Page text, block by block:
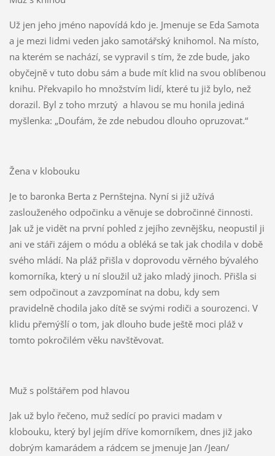
Už jen jeho jméno napovídá kdo je. Jmenuje se Eda Samota
a je mezi lidmi veden jako samotářský knihomol. Na místo,
na kterém se nachází, se vypravil s tím, že zde bude, jako
obyčejně v tuto dobu sám a bude mít klid na svou oblíbenou
knihu. Překvapilo ho množstvím lidí, které tu již bylo, než
dorazil. Byl z toho mrzutý a hlavou se mu honila jediná
myšlenka: „Doufám, že zde nebudou dlouho opruzovat.“
Žena v klobouku
Je to baronka Berta z Pernštejna. Nyní si již užívá
zaslouženého odpočinku a věnuje se dobročinné činnosti.
Jak už je vidět na první pohled z jejího zevnějšku, neopustil ji
ani ve stáři zájem o módu a obléká se tak jak chodila v době
svého mládí. Na pláž přišla v doprovodu věrného bývalého
komorníka, který u ní sloužil už jako mladý jinoch. Přišla si
sem odpočinout a zavzpomínat na dobu, kdy sem
pravidelně chodila jako dítě se svými rodiči a sourozenci. V
klidu přemýšlí o tom, jak dlouho bude ještě moci pláž v
tomto pokročilém věku navštěvovat.
Muž s polštářem pod hlavou
Jak už bylo řečeno, muž sedící po pravici madam v
klobouku, který byl jejím dříve komorníkem, dnes již jako
dobrým kamarádem a rádcem se jmenuje Jan /Jean/